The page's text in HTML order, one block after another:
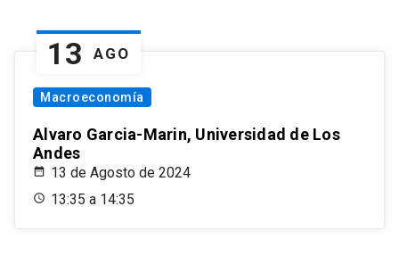
13 AGO
Macroeconomía
Alvaro Garcia-Marin, Universidad de Los
Andes
13 de Agosto de 2024
13:35 a 14:35